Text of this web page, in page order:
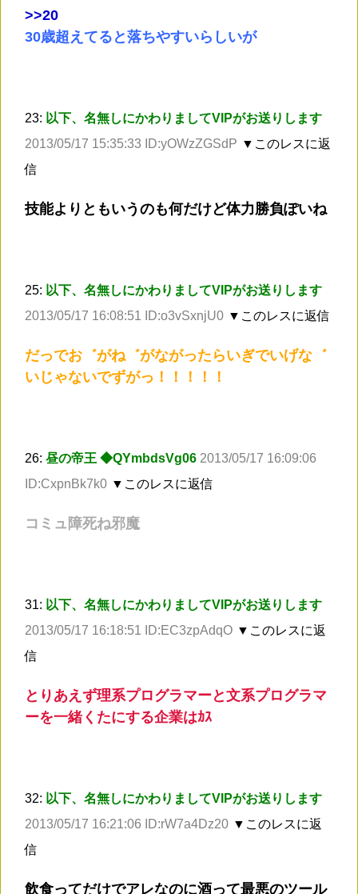
>>20
30歳超えてると落ちやすいらしいが
23: 以下、名無しにかわりましてVIPがお送りします
2013/05/17 15:35:33 ID:yOWzZGSdP ▼このレスに返
信
技能よりともいうのも何だけど体力勝負ぽいね
25: 以下、名無しにかわりましてVIPがお送りします
2013/05/17 16:08:51 ID:o3vSxnjU0 ▼このレスに返信
だっでお゛がね゛がながったらいぎでいげな゛
いじゃないでずがっ！！！！！
26: 昼の帝王 ◆QYmbdsVg06 2013/05/17 16:09:06
ID:CxpnBk7k0 ▼このレスに返信
コミュ障死ね邪魔
31: 以下、名無しにかわりましてVIPがお送りします
2013/05/17 16:18:51 ID:EC3zpAdqO ▼このレスに返
信
とりあえず理系プログラマーと文系プログラマ
ーを一緒くたにする企業はｶｽ
32: 以下、名無しにかわりましてVIPがお送りします
2013/05/17 16:21:06 ID:rW7a4Dz20 ▼このレスに返
信
飲食ってだけでアレなのに酒って最悪のツール